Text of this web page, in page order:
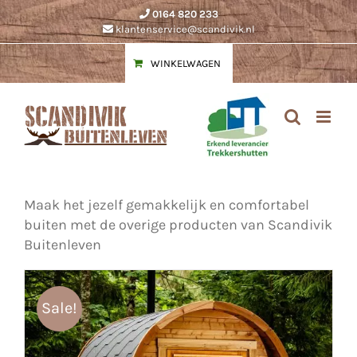
Ga
naar
inhoud
0164 820 233
klantenservice@scandivik.nl
WINKELWAGEN
Maak het jezelf gemakkelijk en comfortabel
buiten met de overige producten van Scandivik
Buitenleven
Sale!